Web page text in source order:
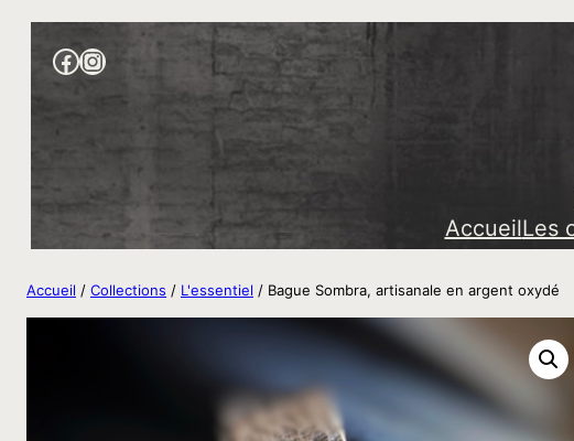
Facebook
https://www.instagram.com/
AccueilLes
Accueil / Collections / L'essentiel / Bague Sombra, artisanale en argent oxydé